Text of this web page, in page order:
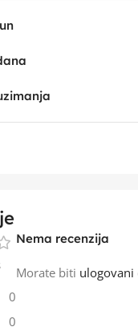
0
0
Nema recenzija
Morate biti ulogovani